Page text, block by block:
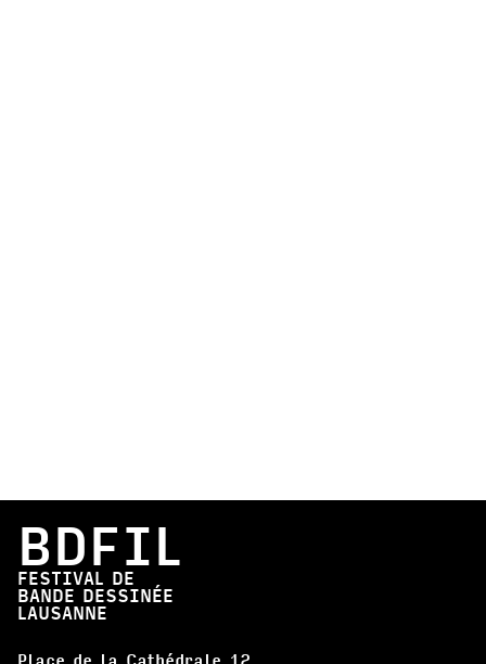
BDFIL
FESTIVAL DE
BANDE DESSINÉE
LAUSANNE